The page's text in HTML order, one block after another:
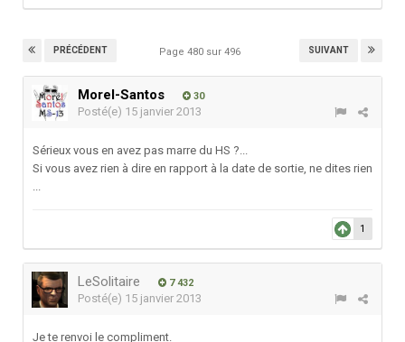
PRÉCÉDENT SUIVANT
Page 480 sur 496
Morel-Santos 30
Posté(e) 15 janvier 2013
Sérieux vous en avez pas marre du HS ?...
Si vous avez rien à dire en rapport à la date de sortie, ne dites rien
...
1
LeSolitaire 7 432
Posté(e) 15 janvier 2013
Je te renvoi le compliment.